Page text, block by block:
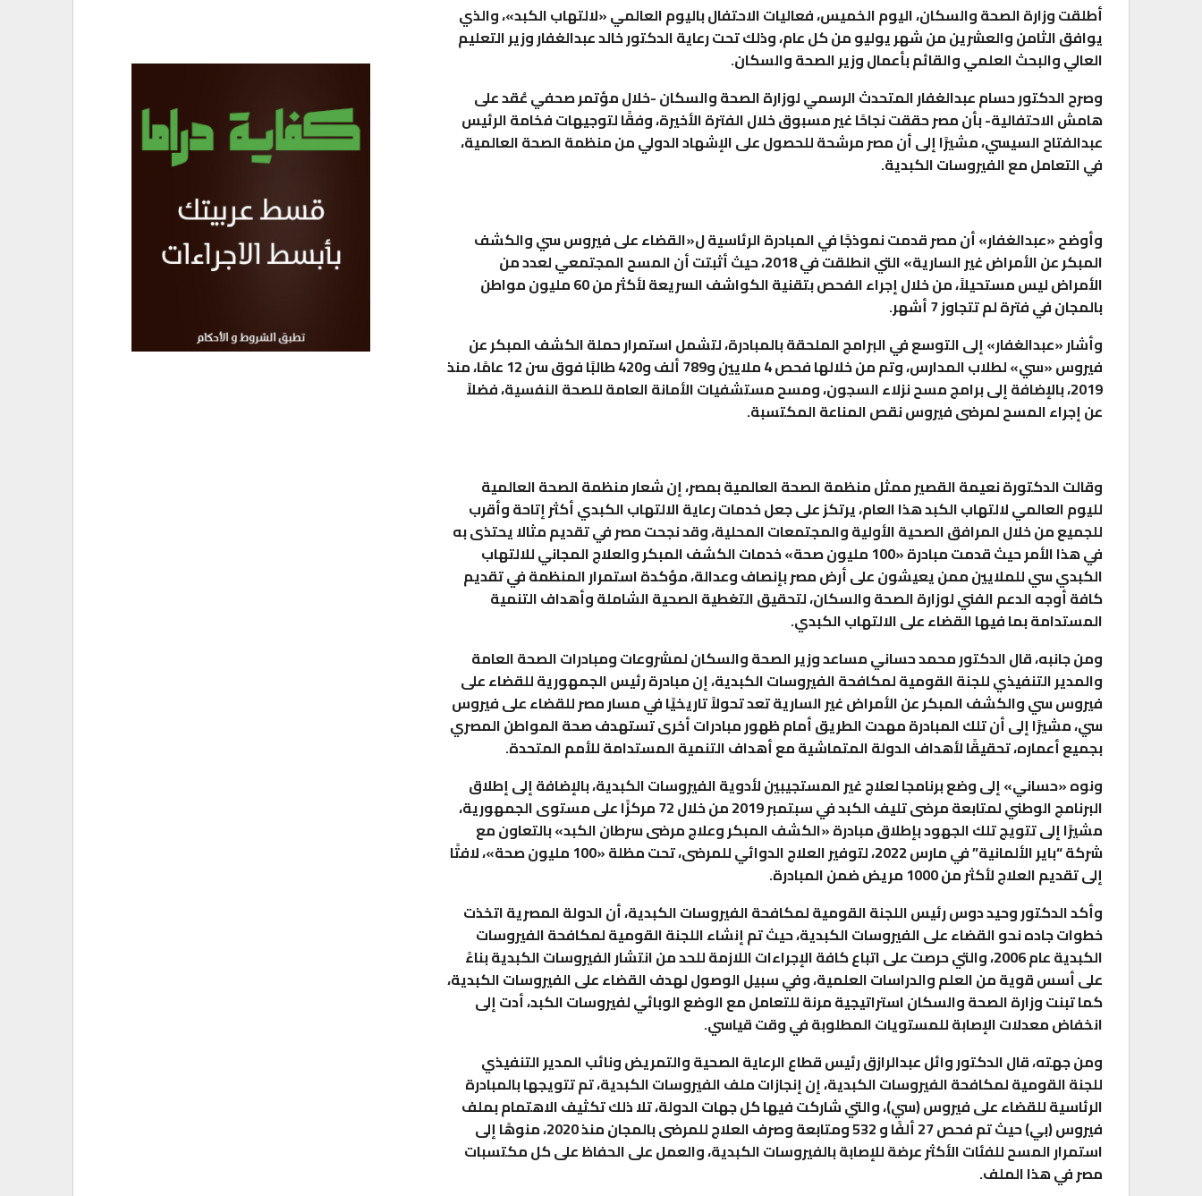
أطلقت وزارة الصحة والسكان، اليوم الخميس، فعاليات الاحتفال باليوم العالمي «لالتهاب الكبد»، والذي
يوافق الثامن والعشرين من شهر يوليو من كل عام، وذلك تحت رعاية الدكتور خالد عبدالغفار وزير التعليم
العالي والبحث العلمي والقائم بأعمال وزير الصحة والسكان.
وصرح الدكتور حسام عبدالغفار المتحدث الرسمي لوزارة الصحة والسكان -خلال مؤتمر صحفي عُقد على
هامش الاحتفالية- بأن مصر حققت نجاحًا غير مسبوق خلال الفترة الأخيرة، وفقًا لتوجيهات فخامة الرئيس
عبدالفتاح السيسي، مشيرًا إلى أن مصر مرشحة للحصول على الإشهاد الدولي من منظمة الصحة العالمية،
في التعامل مع الفيروسات الكبدية.
وأوضح «عبدالغفار» أن مصر قدمت نموذجًا في المبادرة الرئاسية ل«القضاء على فيروس سي والكشف
المبكر عن الأمراض غير السارية» التي انطلقت في 2018، حيث أثبتت أن المسح المجتمعي لعدد من
الأمراض ليس مستحيلاً، من خلال إجراء الفحص بتقنية الكواشف السريعة لأكثر من 60 مليون مواطن
بالمجان في فترة لم تتجاوز 7 أشهر.
وأشار «عبدالغفار» إلى التوسع في البرامج الملحقة بالمبادرة، لتشمل استمرار حملة الكشف المبكر عن
فيروس «سي» لطلاب المدارس، وتم من خلالها فحص 4 ملايين و789 ألف و420 طالبًا فوق سن 12 عامًا، منذ
2019، بالإضافة إلى برامج مسح نزلاء السجون، ومسح مستشفيات الأمانة العامة للصحة النفسية، فضلاً
عن إجراء المسح لمرضى فيروس نقص المناعة المكتسبة.
وقالت الدكتورة نعيمة القصير ممثل منظمة الصحة العالمية بمصر، إن شعار منظمة الصحة العالمية
لليوم العالمي لالتهاب الكبد هذا العام، يرتكز على جعل خدمات رعاية الالتهاب الكبدي أكثر إتاحة وأقرب
للجميع من خلال المرافق الصحية الأولية والمجتمعات المحلية، وقد نجحت مصر في تقديم مثالا يحتذى به
في هذا الأمر حيث قدمت مبادرة «100 مليون صحة» خدمات الكشف المبكر والعلاج المجاني للالتهاب
الكبدي سي للملايين ممن يعيشون على أرض مصر بإنصاف وعدالة، مؤكدة استمرار المنظمة في تقديم
كافة أوجه الدعم الفني لوزارة الصحة والسكان، لتحقيق التغطية الصحية الشاملة وأهداف التنمية
المستدامة بما فيها القضاء على الالتهاب الكبدي.
ومن جانبه، قال الدكتور محمد حساني مساعد وزير الصحة والسكان لمشروعات ومبادرات الصحة العامة
والمدير التنفيذي للجنة القومية لمكافحة الفيروسات الكبدية، إن مبادرة رئيس الجمهورية للقضاء على
فيروس سي والكشف المبكر عن الأمراض غير السارية تعد تحولاً تاريخيًا في مسار مصر للقضاء على فيروس
سي، مشيرًا إلى أن تلك المبادرة مهدت الطريق أمام ظهور مبادرات أخرى تستهدف صحة المواطن المصري
بجميع أعماره، تحقيقًا لأهداف الدولة المتماشية مع أهداف التنمية المستدامة للأمم المتحدة.
ونوه «حساني» إلى وضع برنامجا لعلاج غير المستجيبين لأدوية الفيروسات الكبدية، بالإضافة إلى إطلاق
البرنامج الوطني لمتابعة مرضى تليف الكبد في سبتمبر 2019 من خلال 72 مركزًا على مستوى الجمهورية،
مشيرًا إلى تتويج تلك الجهود بإطلاق مبادرة «الكشف المبكر وعلاج مرضى سرطان الكبد» بالتعاون مع
شركة “باير الألمانية” في مارس 2022، لتوفير العلاج الدوائي للمرضى، تحت مظلة «100 مليون صحة»، لافتًا
إلى تقديم العلاج لأكثر من 1000 مريض ضمن المبادرة.
وأكد الدكتور وحيد دوس رئيس اللجنة القومية لمكافحة الفيروسات الكبدية، أن الدولة المصرية اتخذت
خطوات جاده نحو القضاء على الفيروسات الكبدية، حيث تم إنشاء اللجنة القومية لمكافحة الفيروسات
الكبدية عام 2006، والتي حرصت على اتباع كافة الإجراءات اللازمة للحد من انتشار الفيروسات الكبدية بناءً
على أسس قوية من العلم والدراسات العلمية، وفي سبيل الوصول لهدف القضاء على الفيروسات الكبدية،
كما تبنت وزارة الصحة والسكان استراتيجية مرنة للتعامل مع الوضع الوبائي لفيروسات الكبد، أدت إلى
انخفاض معدلات الإصابة للمستويات المطلوبة في وقت قياسي.
ومن جهته، قال الدكتور وائل عبدالرازق رئيس قطاع الرعاية الصحية والتمريض ونائب المدير التنفيذي
للجنة القومية لمكافحة الفيروسات الكبدية، إن إنجازات ملف الفيروسات الكبدية، تم تتويجها بالمبادرة
الرئاسية للقضاء على فيروس (سي)، والتي شاركت فيها كل جهات الدولة، تلا ذلك تكثيف الاهتمام بملف
فيروس (بي) حيث تم فحص 27 ألفًا و 532 ومتابعة وصرف العلاج للمرضى بالمجان منذ 2020، منوهًا إلى
استمرار المسح للفئات الأكثر عرضة للإصابة بالفيروسات الكبدية، والعمل على الحفاظ على كل مكتسبات
مصر في هذا الملف.